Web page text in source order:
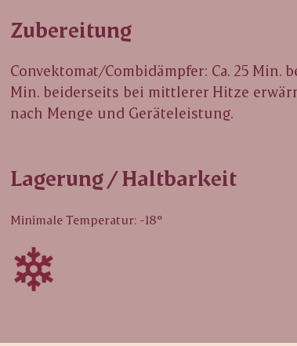
Zubereitung
Convektomat/Combidämpfer: Ca. 25 Min.
Min. beiderseits bei mittlerer Hitze
nach Menge und Geräteleistung.
Lagerung / Haltbarkeit
Minimale Temperatur: -18°